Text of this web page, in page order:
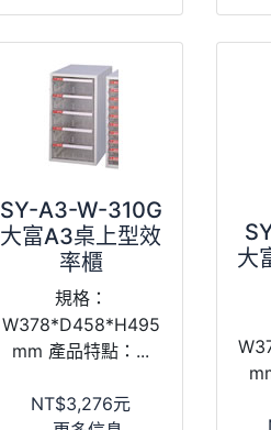
SY-A3-W-310G
大富A3桌上型效
率櫃
規格：
W378*D458*H495
mm 產品特點：...
NT$3,276元
大